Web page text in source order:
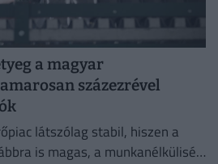
a magyar
százezrével
látszólag stabil, hiszen a
is magas, a munkanélküliség